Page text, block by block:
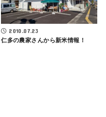
2010.07.23
仁多の農家さんから新米情報！